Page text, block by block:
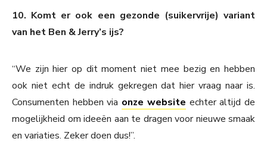
10. Komt er ook een gezonde (suikervrije) variant
van het Ben & Jerry’s ijs?
“We zijn hier op dit moment niet mee bezig en hebben
ook niet echt de indruk gekregen dat hier vraag naar is.
Consumenten hebben via onze website echter altijd de
mogelijkheid om ideeën aan te dragen voor nieuwe smaak
en variaties. Zeker doen dus!”.